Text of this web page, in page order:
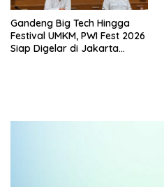
Gandeng Big Tech Hingga
Festival UMKM, PWI Fest 2026
Siap Digelar di Jakarta